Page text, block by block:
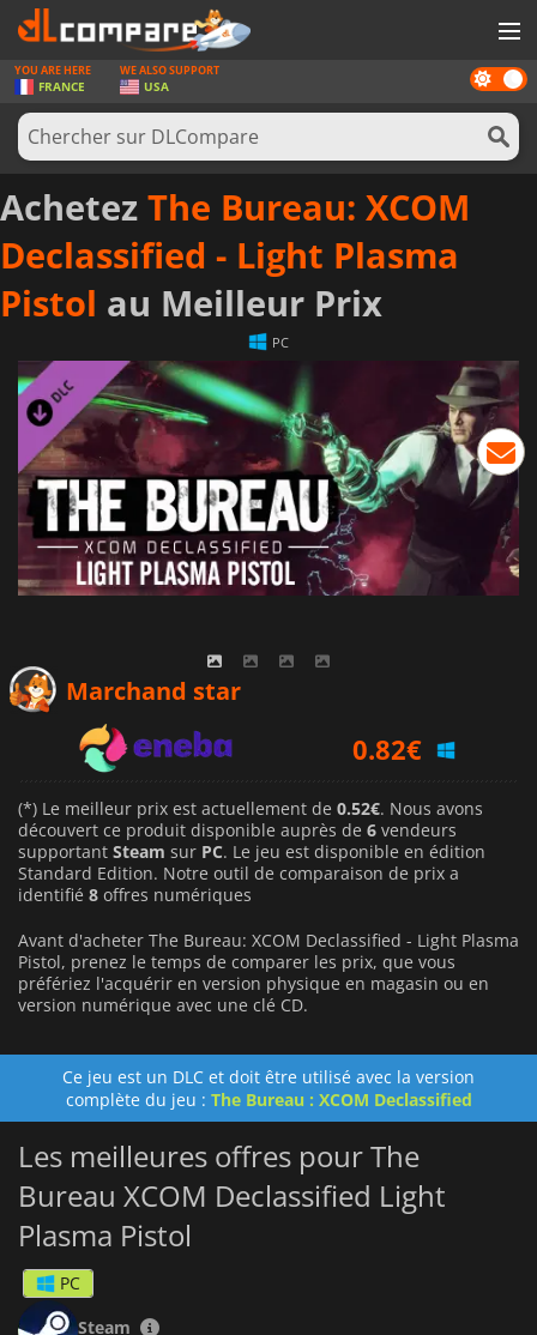
JEUX
CARTES PRÉPAYÉES
LOGICIELS
CONCOURS
MATÉRIEL
NEWS
SE CONNECTER OU S'INSCRIRE
Dark
mode
YOU ARE HERE
FRANCE
WE ALSO SUPPORT
USA
Achetez The Bureau: XCOM
Declassified - Light Plasma
Pistol au Meilleur Prix
PC
Marchand star
0.82€
0.81€
(*) Le meilleur prix est actuellement de 0.52€. Nous avons
découvert ce produit disponible auprès de 6 vendeurs
supportant Steam sur PC. Le jeu est disponible en édition
Standard Edition. Notre outil de comparaison de prix a
identifié 8 offres numériques
Avant d'acheter The Bureau: XCOM Declassified - Light Plasma
Pistol, prenez le temps de comparer les prix, que vous
préfériez l'acquérir en version physique en magasin ou en
version numérique avec une clé CD.
Ce jeu est un DLC et doit être utilisé avec la version
complète du jeu : The Bureau : XCOM Declassified
Les meilleures offres pour The
Bureau XCOM Declassified Light
Plasma Pistol
PC
Steam